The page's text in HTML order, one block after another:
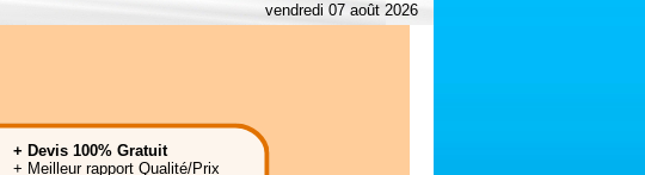
vendredi 07 août 2026
+ Devis 100% Gratuit
+ Meilleur rapport Qualité/Prix